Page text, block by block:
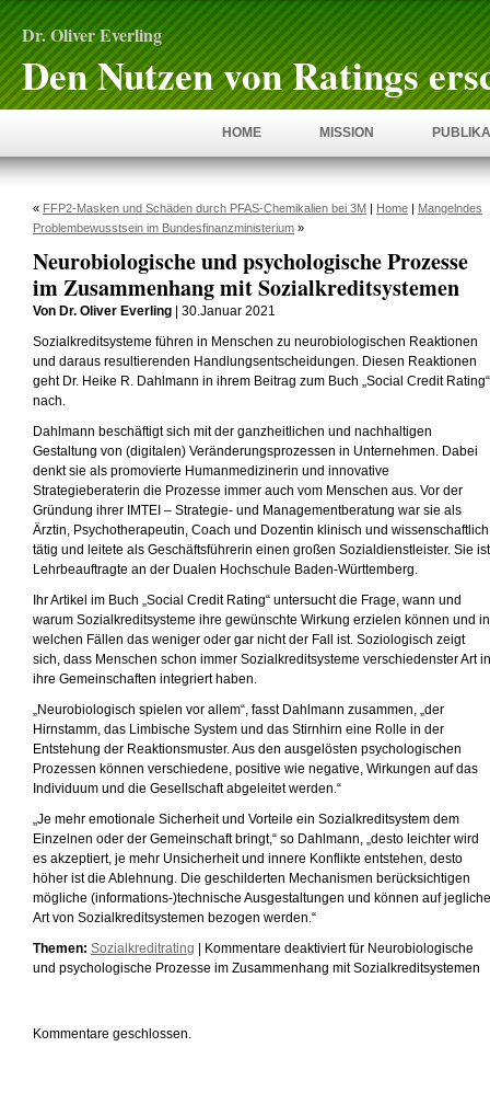
Dr. Oliver Everling
Den Nutzen von Ratings
HOME MISSION
« FFP2-Masken und Schäden durch PFAS-Chemikalien bei 3M | Home | Mangelndes
Problembewusstsein im Bundesfinanzministerium »
Neurobiologische und psychologische Prozesse
im Zusammenhang mit Sozialkreditsystemen
Von Dr. Oliver Everling | 30.Januar 2021
Sozialkreditsysteme führen in Menschen zu neurobiologischen Reaktionen
und daraus resultierenden Handlungsentscheidungen. Diesen Reaktionen
geht Dr. Heike R. Dahlmann in ihrem Beitrag zum Buch „Social Credit Rating“
nach.
Dahlmann beschäftigt sich mit der ganzheitlichen und nachhaltigen
Gestaltung von (digitalen) Veränderungsprozessen in Unternehmen. Dabei
denkt sie als promovierte Humanmedizinerin und innovative
Strategieberaterin die Prozesse immer auch vom Menschen aus. Vor der
Gründung ihrer IMTEI – Strategie- und Managementberatung war sie als
Ärztin, Psychotherapeutin, Coach und Dozentin klinisch und wissenschaftlich
tätig und leitete als Geschäftsführerin einen großen Sozialdienstleister. Sie ist
Lehrbeauftragte an der Dualen Hochschule Baden-Württemberg.
Ihr Artikel im Buch „Social Credit Rating“ untersucht die Frage, wann und
warum Sozialkreditsysteme ihre gewünschte Wirkung erzielen können und in
welchen Fällen das weniger oder gar nicht der Fall ist. Soziologisch zeigt
sich, dass Menschen schon immer Sozialkreditsysteme verschiedenster Art in
ihre Gemeinschaften integriert haben.
„Neurobiologisch spielen vor allem“, fasst Dahlmann zusammen, „der
Hirnstamm, das Limbische System und das Stirnhirn eine Rolle in der
Entstehung der Reaktionsmuster. Aus den ausgelösten psychologischen
Prozessen können verschiedene, positive wie negative, Wirkungen auf das
Individuum und die Gesellschaft abgeleitet werden.“
„Je mehr emotionale Sicherheit und Vorteile ein Sozialkreditsystem dem
Einzelnen oder der Gemeinschaft bringt,“ so Dahlmann, „desto leichter wird
es akzeptiert, je mehr Unsicherheit und innere Konflikte entstehen, desto
höher ist die Ablehnung. Die geschilderten Mechanismen berücksichtigen
mögliche (informations-)technische Ausgestaltungen und können auf jegliche
Art von Sozialkreditsystemen bezogen werden.“
Themen: Sozialkreditrating Kommentare deaktiviertfür Neurobiologische
und psychologische Prozesse im Zusammenhang mit Sozialkreditsystemen
Kommentare geschlossen.